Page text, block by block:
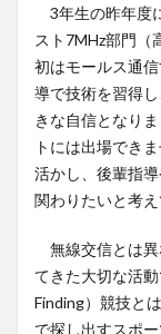
3年生の昨年度
スト7MHz部門（
初はモールス通
導で技術を習得
きな自信となり
トには出場でき
活かし、後輩指
関わりたいと考え
無線交信とは異
てきた大切な活
Finding）競技と
で探し出すスポ